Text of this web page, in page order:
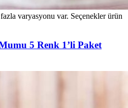
varyasyonu var. Seçenekler ürün
5 Renk 1’li Paket